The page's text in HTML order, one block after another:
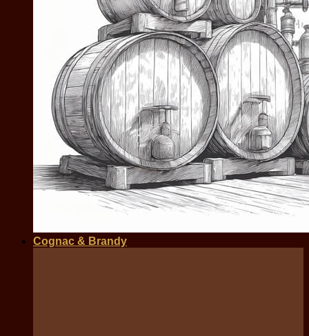
Cognac & Brandy